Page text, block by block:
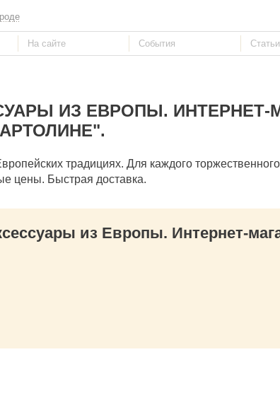
ИЗ ЕВРОПЫ. ИНТЕРНЕТ-
традициях. Для каждого
цены. Быстрая доставка.